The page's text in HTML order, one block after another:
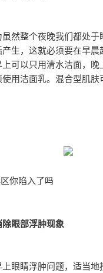
然整个夜晚我们都处
生，这就必须要在早
可以只用清水洁面，
用洁面乳。混合型肌
你陷入了吗
眼部浮肿现象
眼睛浮肿问题，适当